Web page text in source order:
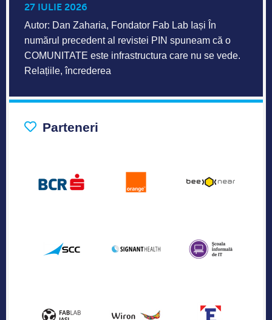
27 IULIE 2026
Autor: Dan Zaharia, Fondator Fab Lab Iași În
numărul precedent al revistei PIN spuneam că o
COMUNITATE este infrastructura care nu se vede.
Relațiile, încrederea
Parteneri